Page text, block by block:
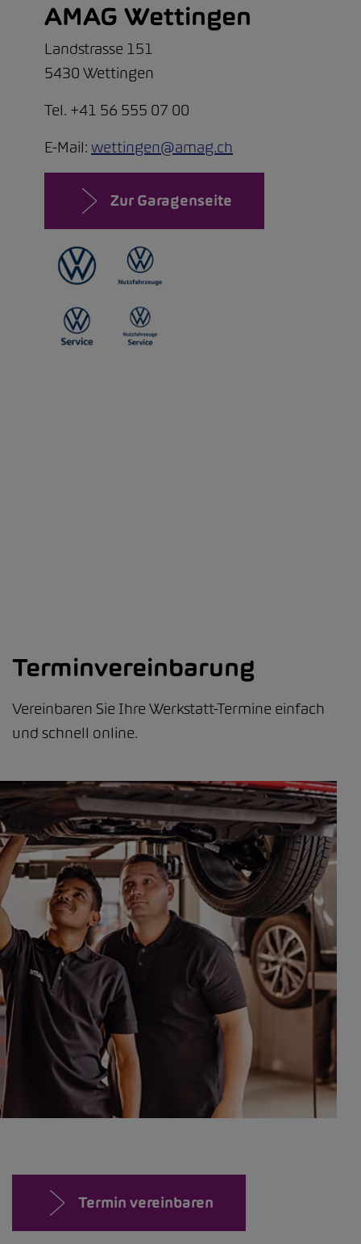
AMAG Wettingen
Landstrasse 151
5430 Wettingen
Tel. +41 56 555 07 00
E-Mail: wettingen@amag.ch
Zur Garagenseite
Terminvereinbarung
Vereinbaren Sie Ihre Werkstatt-Termine einfach
und schnell online.
Termin vereinbaren